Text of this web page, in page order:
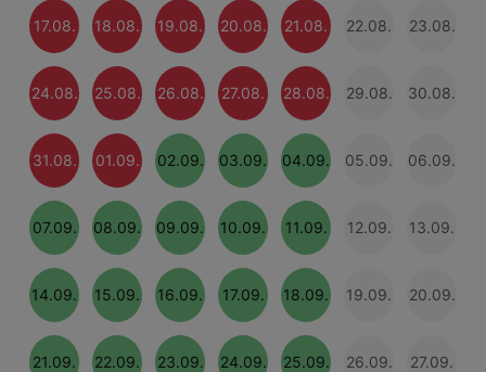
17.08. 18.08. 19.08. 20.08. 21.08. 22.08. 23.08.
24.08. 25.08. 26.08. 27.08. 28.08. 29.08. 30.08.
31.08. 01.09. 02.09. 03.09. 04.09. 05.09. 06.09.
07.09. 08.09. 09.09. 10.09. 11.09. 12.09. 13.09.
14.09. 15.09. 16.09. 17.09. 18.09. 19.09. 20.09.
21.09. 22.09. 23.09. 24.09. 25.09. 26.09. 27.09.